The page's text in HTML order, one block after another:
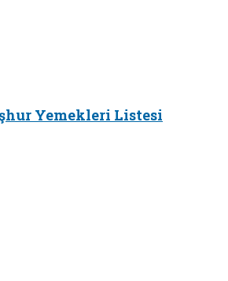
Yemekleri Listesi